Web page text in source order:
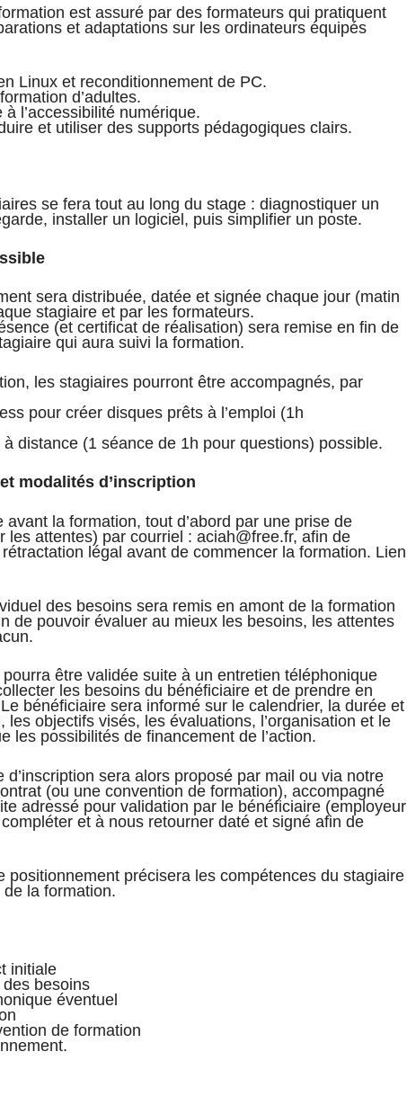
est assuré par des formateurs qui pratiquent
et adaptations sur les ordinateurs équipés
Linux et reconditionnement de PC.
d’adultes.
l’accessibilité numérique.
et utiliser des supports pédagogiques clairs.
se fera tout au long du stage : diagnostiquer un
installer un logiciel, puis simplifier un poste.
sera distribuée, datée et signée chaque jour (matin
stagiaire et par les formateurs.
(et certificat de réalisation) sera remise en fin de
qui aura suivi la formation.
les stagiaires pourront être accompagnés, par
pour créer disques prêts à l’emploi (1h
à distance (1 séance de 1h pour questions) possible.
modalités d’inscription
avant la formation, tout d’abord par une prise de
les attentes) par courriel : aciah@free.fr, afin de
légal avant de commencer la formation. Lien
des besoins sera remis en amont de la formation
de pouvoir évaluer au mieux les besoins, les attentes
pourra être validée suite à un entretien téléphonique
les besoins du bénéficiaire et de prendre en
bénéficiaire sera informé sur le calendrier, la durée et
les objectifs visés, les évaluations, l’organisation et le
les possibilités de financement de l’action.
d’inscription sera alors proposé par mail ou via notre
(ou une convention de formation), accompagné
adressé pour validation par le bénéficiaire (employeur
et à nous retourner daté et signé afin de
positionnement précisera les compétences du stagiaire
la formation.
initiale
des besoins
éventuel
de formation